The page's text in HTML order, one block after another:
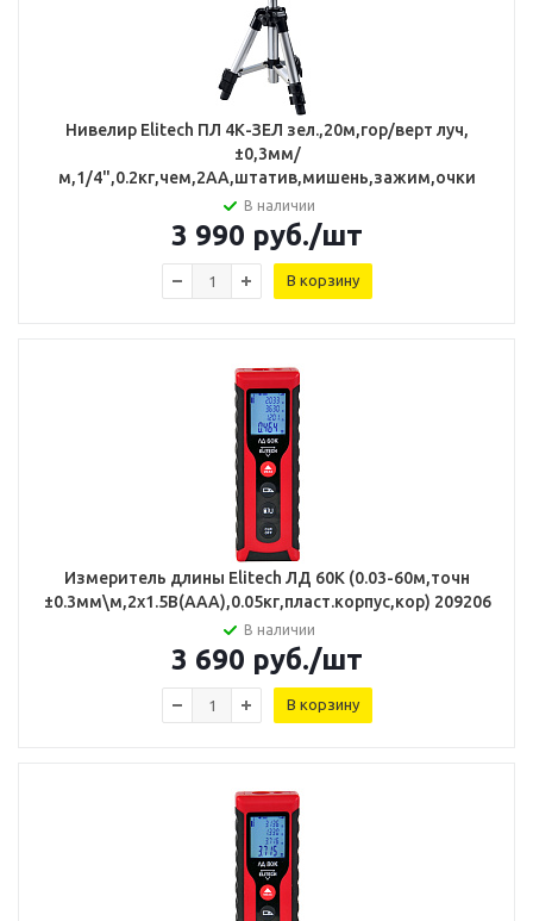
Нивелир Elitech ПЛ 4К-ЗЕЛ зел.,20м,гор/верт луч,
±0,3мм/
м,1/4",0.2кг,чем,2АА,штатив,мишень,зажим,очки
В наличии
3 990 руб./шт
В корзину
Измеритель длины Elitech ЛД 60К (0.03-60м,точн
±0.3мм\м,2х1.5В(ААА),0.05кг,пласт.корпус,кор) 209206
В наличии
3 690 руб./шт
В корзину